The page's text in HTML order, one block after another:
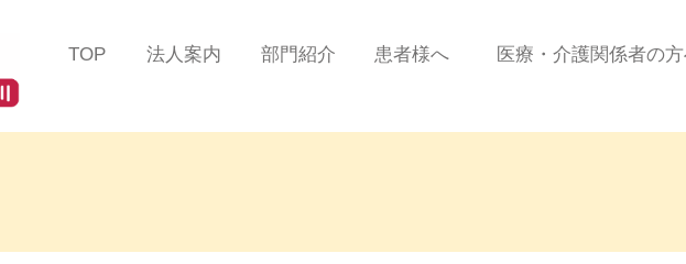
TOP 法人案内
ック品川
部門紹介 患者様へ 医療・介護関係者の
＜WEBフォーム＞